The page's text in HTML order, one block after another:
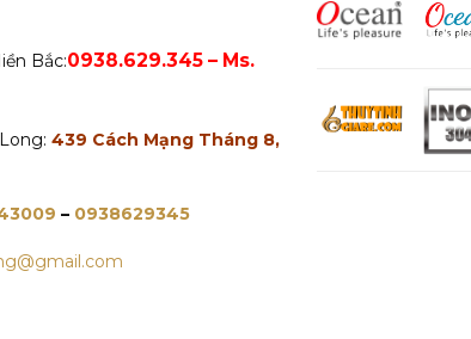
Bắc:0938.629.345 – Ms.
439 Cách Mạng Tháng 8,
– 0938629345